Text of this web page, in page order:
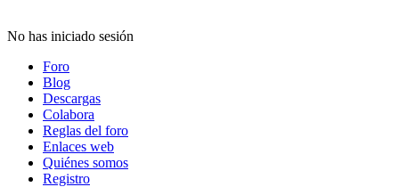
No has iniciado sesión
Foro
Blog
Descargas
Colabora
Reglas del foro
Enlaces web
Quiénes somos
Registro